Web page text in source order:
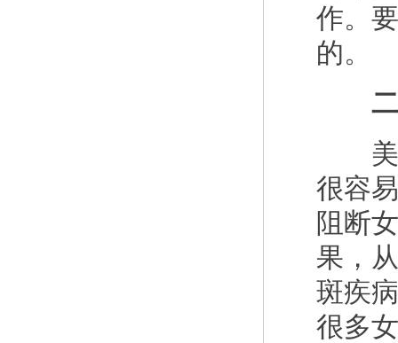
作。
的。
二、
美是
很容
阻断
果，
斑疾
很多